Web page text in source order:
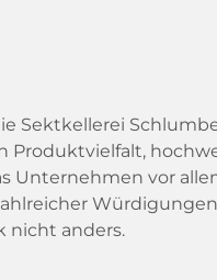
Sektkellerei
Produktvielfalt,
Unternehmen vor
nicht anders.